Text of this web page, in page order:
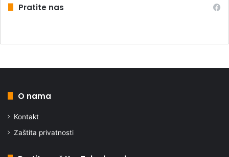
Pratite nas
O nama
Kontakt
Zaštita privatnosti